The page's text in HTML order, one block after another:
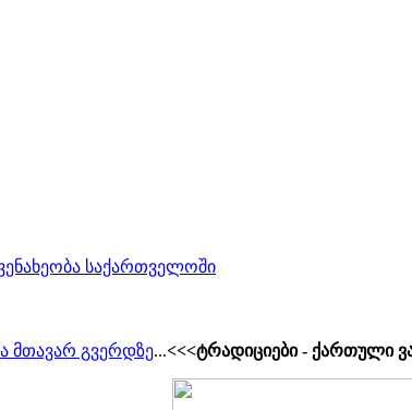
საქართველოში
მთავარ გვერდზე...<<<ტრადიციები - ქართული